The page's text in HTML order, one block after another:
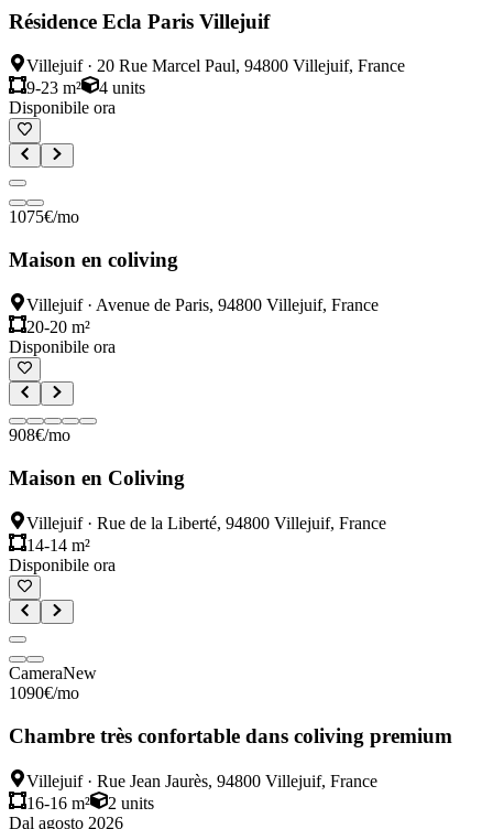
Résidence Ecla Paris Villejuif
Villejuif· 20 Rue Marcel Paul, 94800 Villejuif, France
9-23 m²
4 units
Disponibile ora
1075€/mo
Maison en coliving
Villejuif· Avenue de Paris, 94800 Villejuif, France
20-20 m²
Disponibile ora
908€/mo
Maison en Coliving
Villejuif· Rue de la Liberté, 94800 Villejuif, France
14-14 m²
Disponibile ora
CameraNew
1090€/mo
Chambre très confortable dans coliving premium
Villejuif· Rue Jean Jaurès, 94800 Villejuif, France
16-16 m²
2 units
Dal agosto 2026